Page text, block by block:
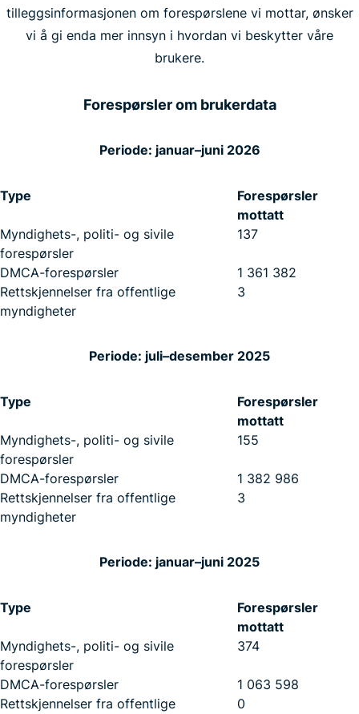
tilleggsinformasjonen om forespørslene vi mottar, ønsker
vi å gi enda mer innsyn i hvordan vi beskytter våre
brukere.
Forespørsler om brukerdata
Periode: januar–juni 2026
Type
Forespørsler
mottatt
Myndighets-, politi- og sivile
forespørsler
137
DMCA-forespørsler
1 361 382
Rettskjennelser fra offentlige
myndigheter
3
Periode: juli–desember 2025
Type
Forespørsler
mottatt
Myndighets-, politi- og sivile
forespørsler
155
DMCA-forespørsler
1 382 986
Rettskjennelser fra offentlige
myndigheter
3
Periode: januar–juni 2025
Type
Forespørsler
mottatt
Myndighets-, politi- og sivile
forespørsler
374
DMCA-forespørsler
1 063 598
Rettskjennelser fra offentlige
0